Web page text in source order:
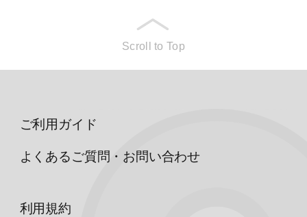
Scroll to Top
ご利用ガイド
よくあるご質問・お問い合わせ
利用規約